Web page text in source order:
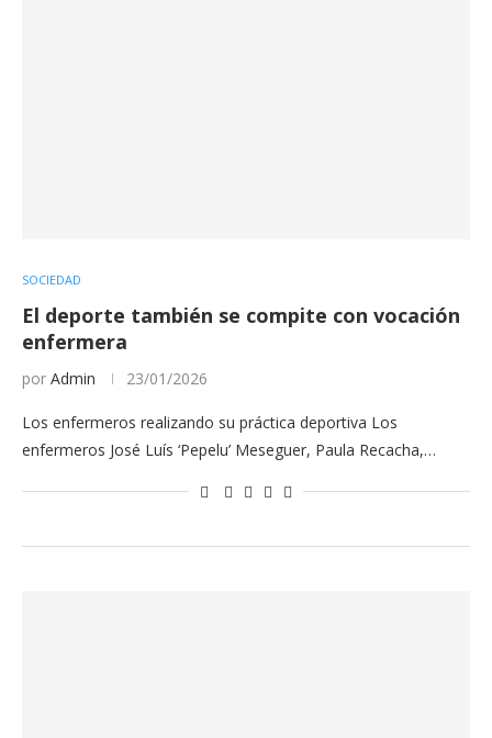
SOCIEDAD
El deporte también se compite con vocación
enfermera
por Admin 23/01/2026
Los enfermeros realizando su práctica deportiva Los
enfermeros José Luís ‘Pepelu’ Meseguer, Paula Recacha,…